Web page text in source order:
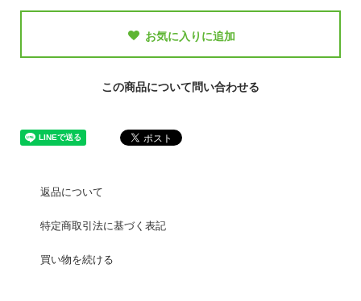
お気に入りに追加
この商品について問い合わせる
返品について
特定商取引法に基づく表記
買い物を続ける